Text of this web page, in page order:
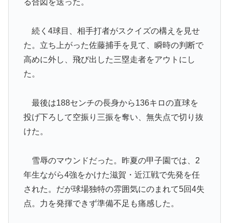
る合図を送った。
続く4球目、相手打者がスクイズの構えを見せ
た。立ち上がった佐藤捕手を見て、瞬時の判断で
高めに外し、飛び出した三塁走者をアウトにし
た。
最後は188センチの長身から136キロの直球を
投げ下ろして空振り三振を奪い、無失点で切り抜
けた。
雪辱のマウンドだった。昨夏の甲子園では、2
年生ながら4強をかけた滋賀・近江戦で先発を任
された。だが球場独特の雰囲気にのまれて5回4失
点。力を発揮できず準備不足も痛感した。